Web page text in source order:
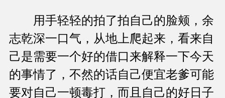
用手轻轻的拍了拍自己的脸颊，余
志乾深一口气，从地上爬起来，看来自
己是需要一个好的借口来解释一下今天
的事情了，不然的话自己便宜老爹可能
要对自己一顿毒打，而且自己的好日子